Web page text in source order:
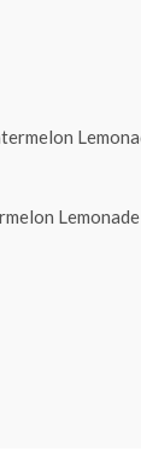
Lemonade